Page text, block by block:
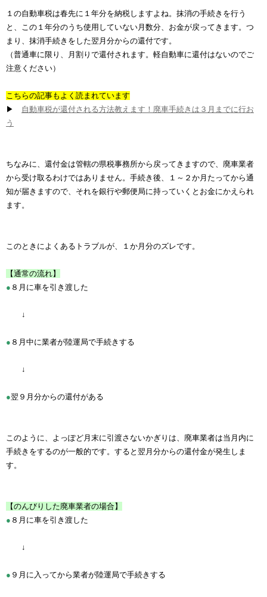
１の自動車税は春先に１年分を納税しますよね。抹消の手続きを行う
と、この１年分のうち使用していない月数分、お金が戻ってきます。つ
まり、抹消手続きをした翌月分からの還付です。
（普通車に限り、月割りで還付されます。軽自動車に還付はないのでご
注意ください）
こちらの記事もよく読まれています
▶ 自動車税が還付される方法教えます！廃車手続きは３月までに行お
う
ちなみに、還付金は管轄の県税事務所から戻ってきますので、廃車業者
から受け取るわけではありません。手続き後、１～２か月たってから通
知が届きますので、それを銀行や郵便局に持っていくとお金にかえられ
ます。
このときによくあるトラブルが、１か月分のズレです。
【通常の流れ】
● ８月に車を引き渡した
↓
● ８月中に業者が陸運局で手続きする
↓
●翌９月分からの還付がある
このように、よっぽど月末に引渡さないかぎりは、廃車業者は当月内に
手続きをするのが一般的です。すると翌月分からの還付金が発生しま
す。
【のんびりした廃車業者の場合】
● ８月に車を引き渡した
↓
● ９月に入ってから業者が陸運局で手続きする